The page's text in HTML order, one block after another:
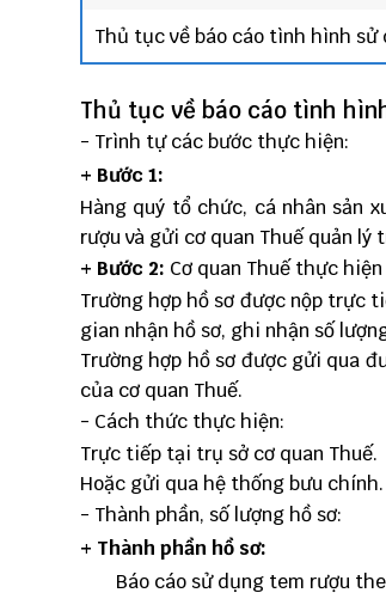
Thủ tục về báo cáo tình hình sử
Thủ tục về báo cáo tình
- Trình tự các bước thực hiện:
+ Bước 1:
Hàng quý tổ chức, cá nhân sản
rượu và gửi cơ quan Thuế quản
+ Bước 2: Cơ quan Thuế thực
Trường hợp hồ sơ được nộp trực
gian nhận hồ sơ, ghi nhận số
Trường hợp hồ sơ được gửi qua
của cơ quan Thuế.
- Cách thức thực hiện:
Trực tiếp tại trụ sở cơ quan Thuế.
Hoặc gửi qua hệ thống bưu chính.
- Thành phần, số lượng hồ sơ:
+ Thành phần hồ sơ:
Báo cáo sử dụng tem rượu